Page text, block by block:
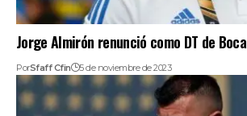
Jorge Almirón renunció como DT de Boca
PorSfaff Cfin 5 de noviembre de 2023